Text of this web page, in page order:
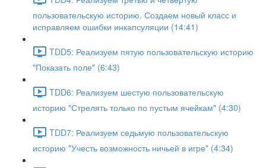
пользовательскую историю. Создаем новый класс и
исправляем ошибки инкапсуляции (14:41)
TDD5: Реализуем пятую пользовательскую историю
"Показать поле" (6:43)
TDD6: Реализуем шестую пользовательскую
историю "Стрелять только по пустым ячейкам" (4:30)
TDD7: Реализуем седьмую пользовательскую
историю "Учесть возможность ничьей в игре" (4:34)